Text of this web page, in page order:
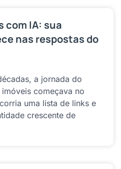
com IA: sua
nas respostas do
a jornada do
começava no
uma lista de links e
crescente de